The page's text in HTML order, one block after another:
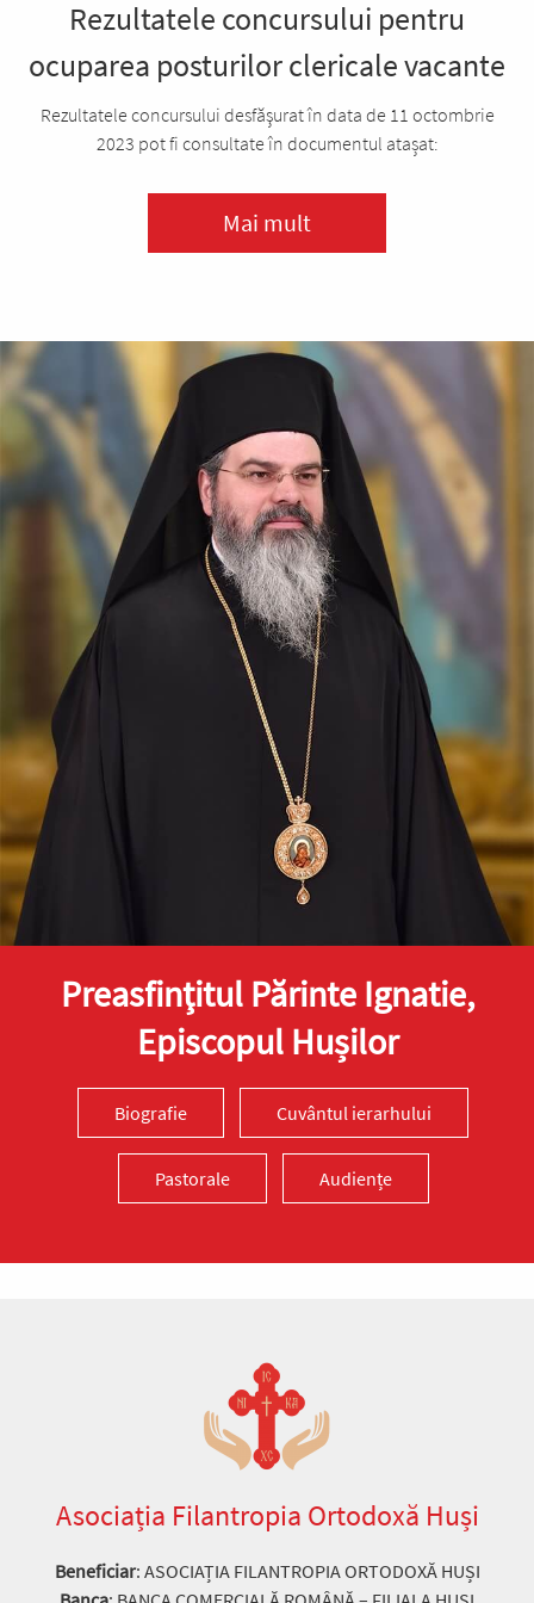
Rezultatele concursului pentru
ocuparea posturilor clericale vacante
Rezultatele concursului desfăşurat în data de 11 octombrie
2023 pot fi consultate în documentul atașat:
Mai mult
Preasfinţitul Părinte Ignatie,
Episcopul Hușilor
Biografie Cuvântul ierarhului
Pastorale Audiențe
Asociația Filantropia Ortodoxă Huși
Beneficiar: ASOCIAȚIA FILANTROPIA ORTODOXĂ HUȘI